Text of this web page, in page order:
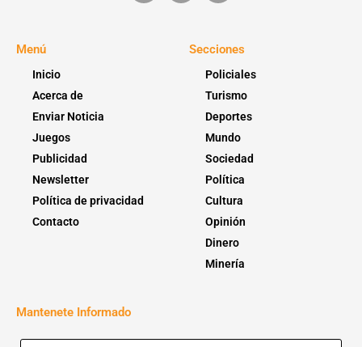
Menú
Inicio
Acerca de
Enviar Noticia
Juegos
Publicidad
Newsletter
Política de privacidad
Contacto
Secciones
Policiales
Turismo
Deportes
Mundo
Sociedad
Política
Cultura
Opinión
Dinero
Minería
Mantenete Informado